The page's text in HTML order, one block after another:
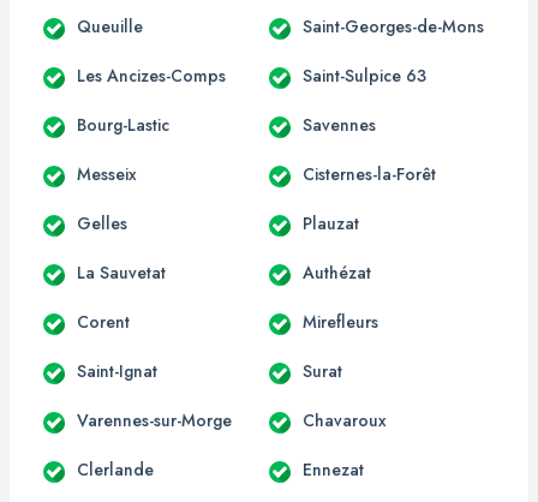
Queuille Saint-Georges-de-Mons
Les Ancizes-Comps Saint-Sulpice 63
Bourg-Lastic Savennes
Messeix Cisternes-la-Forêt
Gelles Plauzat
La Sauvetat Authézat
Corent Mirefleurs
Saint-Ignat Surat
Varennes-sur-Morge Chavaroux
Clerlande Ennezat